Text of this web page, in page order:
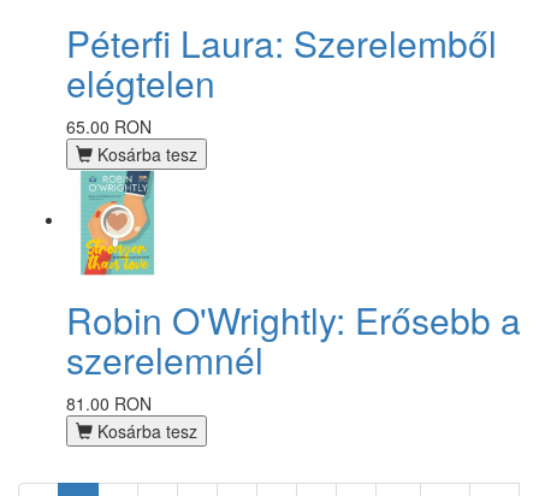
Péterfi Laura: Szerelemből
elégtelen
65.00 RON
Kosárba tesz
Robin O'Wrightly: Erősebb a
szerelemnél
81.00 RON
Kosárba tesz